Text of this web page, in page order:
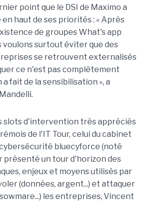
point que le DSI de Maximo a
haut de ses priorités : « Après
de groupes What's app
voulons surtout éviter que des
se retrouvent externalisés
ce n'est pas complètement
fait de la sensibilisation », a
slots d'intervention très appréciés
de l'IT Tour, celui du cabinet
bluecyforce (noté
présenté un tour d'horizon des
enjeux et moyens utilisés par
(données, argent...) et attaquer
les entreprises, Vincent